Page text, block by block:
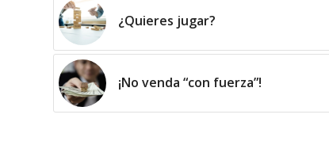
¿Quieres jugar?
¡No venda “con fuerza”!